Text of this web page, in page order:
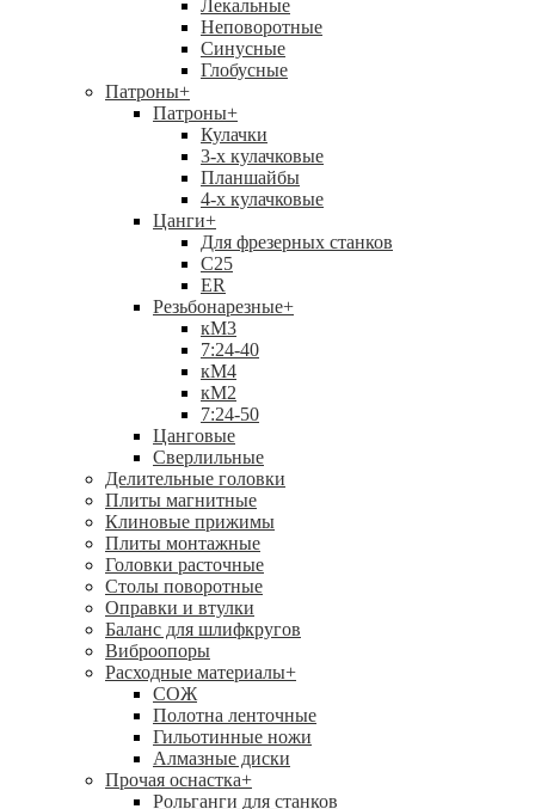
Лекальные
Неповоротные
Синусные
Глобусные
Патроны+
Патроны+
Кулачки
3-х кулачковые
Планшайбы
4-х кулачковые
Цанги+
Для фрезерных станков
С25
ER
Резьбонарезные+
кМ3
7:24-40
кМ4
кМ2
7:24-50
Цанговые
Сверлильные
Делительные головки
Плиты магнитные
Клиновые прижимы
Плиты монтажные
Головки расточные
Столы поворотные
Оправки и втулки
Баланс для шлифкругов
Виброопоры
Расходные материалы+
СОЖ
Полотна ленточные
Гильотинные ножи
Алмазные диски
Прочая оснастка+
Рольганги для станков